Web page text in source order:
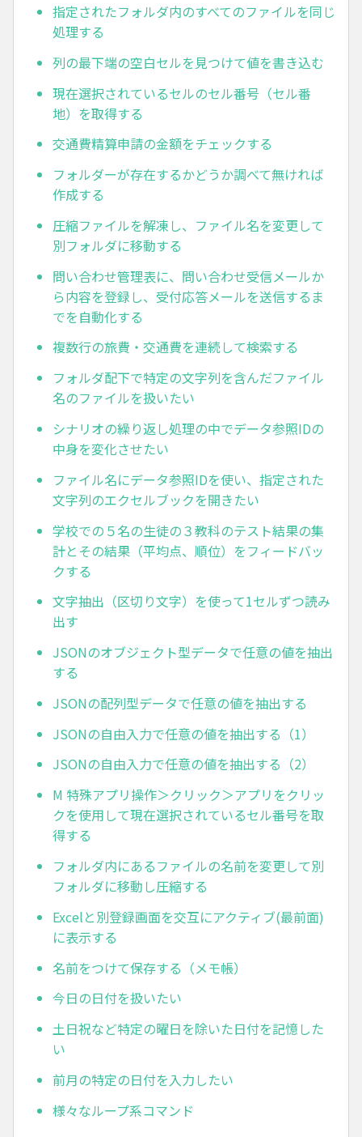
指定されたフォルダ内のすべてのファイルを同じ
処理する
列の最下端の空白セルを見つけて値を書き込む
現在選択されているセルのセル番号（セル番
地）を取得する
交通費精算申請の金額をチェックする
フォルダーが存在するかどうか調べて無ければ
作成する
圧縮ファイルを解凍し、ファイル名を変更して
別フォルダに移動する
問い合わせ管理表に、問い合わせ受信メールか
ら内容を登録し、受付応答メールを送信するま
でを自動化する
複数行の旅費・交通費を連続して検索する
フォルダ配下で特定の文字列を含んだファイル
名のファイルを扱いたい
シナリオの繰り返し処理の中でデータ参照IDの
中身を変化させたい
ファイル名にデータ参照IDを使い、指定された
文字列のエクセルブックを開きたい
学校での５名の生徒の３教科のテスト結果の集
計とその結果（平均点、順位）をフィードバッ
クする
文字抽出（区切り文字）を使って1セルずつ読み
出す
JSONのオブジェクト型データで任意の値を抽出
する
JSONの配列型データで任意の値を抽出する
JSONの自由入力で任意の値を抽出する（1）
JSONの自由入力で任意の値を抽出する（2）
M 特殊アプリ操作＞クリック＞アプリをクリッ
クを使用して現在選択されているセル番号を取
得する
フォルダ内にあるファイルの名前を変更して別
フォルダに移動し圧縮する
Excelと別登録画面を交互にアクティブ(最前面)
に表示する
名前をつけて保存する（メモ帳）
今日の日付を扱いたい
土日祝など特定の曜日を除いた日付を記憶した
い
前月の特定の日付を入力したい
様々なループ系コマンド